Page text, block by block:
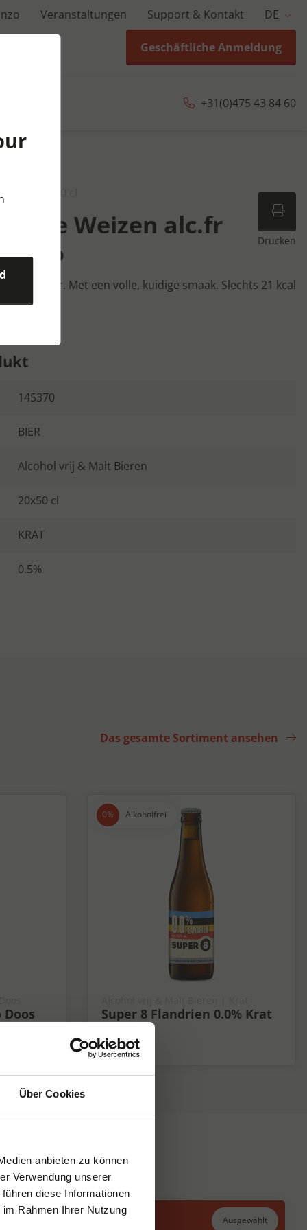
Über Cookies
anbieten zu können
Verwendung unserer
diese Informationen
Rahmen Ihrer Nutzung
Veranstaltungen Support & Kontakt DE
Geschäftliche Anmeldung
+31(0)475 43 84 60
| 20x50 cl
Drucken
Hefe Weizen alc.fr
0,5%
Weissbier. Met een volle, kuidige smaak. Slechts 21 kcal
145370
BIER
Alcohol vrij & Malt Bieren
20x50 cl
KRAT
0.5%
Das gesamte Sortiment ansehen
Alkoholfrei
Super 8 Flandrien 0.0% Krat
0%
Ausgewählt